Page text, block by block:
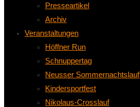
Presseartikel
Archiv
Veranstaltungen
Höffner Run
Schnuppertag
Neusser Sommernachtslauf
Kindersportfest
Nikolaus-Crosslauf